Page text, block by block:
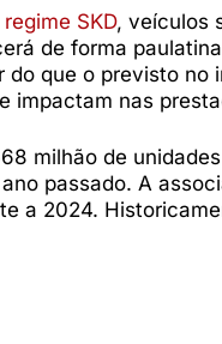
SKD, veículos
de forma
que o previsto no
impactam nas
milhão de
passado. A
a 2024.